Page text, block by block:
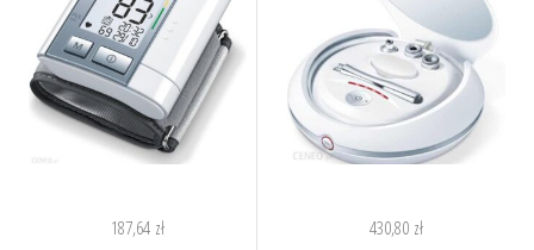
187,64 zł 430,80 zł